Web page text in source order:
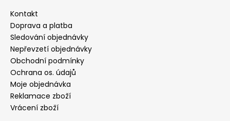
Kontakt
Doprava a platba
Sledování objednávky
Nepřevzetí objednávky
Obchodní podmínky
Ochrana os. údajů
Moje objednávka
Reklamace zboží
Vrácení zboží